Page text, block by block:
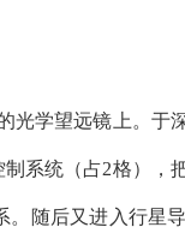
学望远镜上。于
系统（占2格），
随后又进入行星